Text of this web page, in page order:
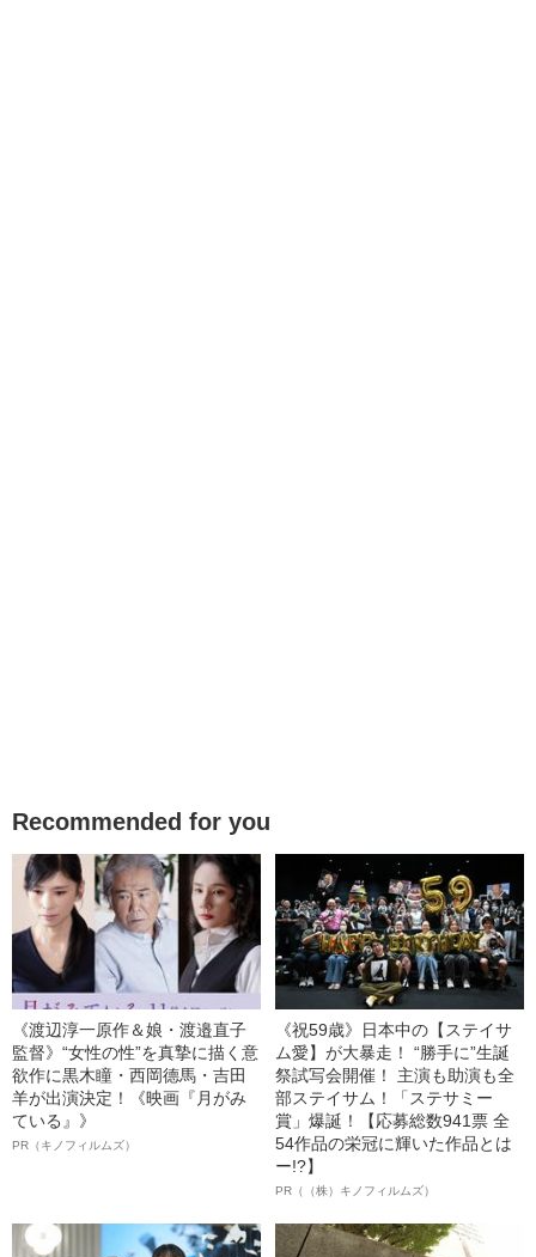
Recommended for you
《渡辺淳一原作＆娘・渡邉直子
監督》“女性の性”を真摯に描く意
欲作に黒木瞳・西岡德馬・吉田
羊が出演決定！《映画『月がみ
ている』》
PR（キノフィルムズ）
《祝59歳》日本中の【ステイサ
ム愛】が大暴走！ “勝手に”生誕
祭試写会開催！ 主演も助演も全
部ステイサム！「ステサミー
賞」爆誕！【応募総数941票 全
54作品の栄冠に輝いた作品とは
ー!?】
PR（（株）キノフィルムズ）